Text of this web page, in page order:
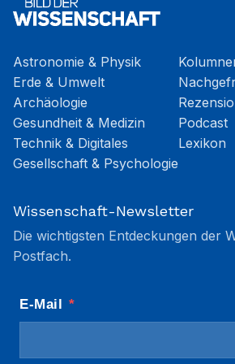
Astronomie & Physik
Erde & Umwelt
Archäologie
Gesundheit & Medizin
Technik & Digitales
Gesellschaft & Psychologie
Podcast
Lexikon
Wissenschaft-Newsletter
Die wichtigsten Entdeckungen der
Postfach.